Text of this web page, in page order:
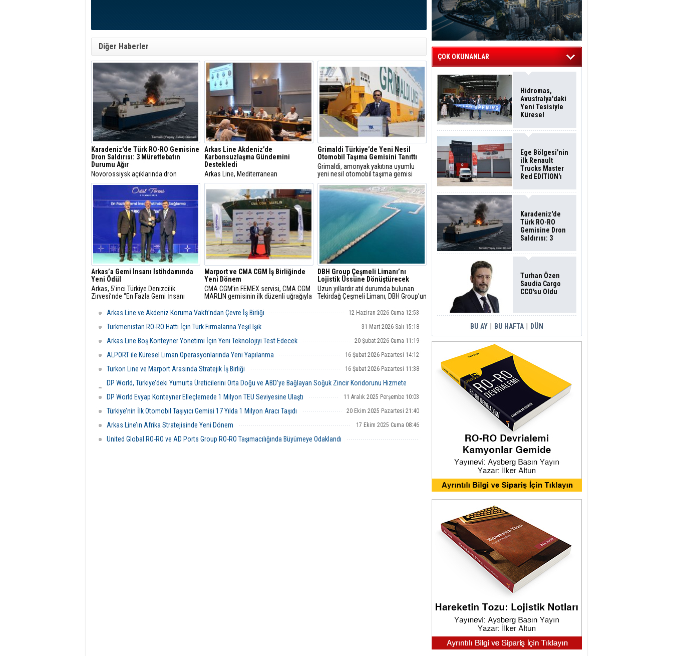
Diğer Haberler
Karadeniz'de Türk RO-RO Gemisine
Dron Saldırısı: 3 Mürettebatın
Durumu Ağır
Novorossiysk açıklarında dron
saldırısına uğrayan Türk RO-RO
gemisinde yangın çıktı. Gemide
bulunan 22 mürettebat tahliye
edilirken, ilk belirlemelere göre 3
personelin sağlık durumunun ağır
olduğu bildirildi.
Arkas Line Akdeniz’de
Karbonsuzlaşma Gündemini
Destekledi
Arkas Line, Mediterranean
Decarbonisation Meetings’te
Akdeniz’de düşük karbonlu deniz
taşımacılığı için alternatif yakıtlar,
düzenleyici altyapı ve sektörler arası iş
birliğinin önemini vurguladı.
Grimaldi Türkiye’de Yeni Nesil
Otomobil Taşıma Gemisini Tanıttı
Grimaldi, amonyak yakıtına uyumlu
yeni nesil otomobil taşıma gemisi
Grande İstanbul’u Türkiye’de tanıtarak
sürdürülebilir deniz taşımacılığı
yatırımlarını öne çıkardı.
Arkas’a Gemi İnsanı İstihdamında
Yeni Ödül
Arkas, 5’inci Türkiye Denizcilik
Zirvesi’nde “En Fazla Gemi İnsanı
oldu.
Marport ve CMA CGM İş Birliğinde
Yeni Dönem
CMA CGM’in FEMEX servisi, CMA CGM
MARLIN gemisinin ilk düzenli uğrağıyla
Kuzey Avrupa-Türkiye hattındaki
bağlantıları güçlendirdi.
DBH Group Çeşmeli Limanı’nı
Lojistik Üssüne Dönüştürecek
Uzun yıllardır atıl durumda bulunan
Tekirdağ Çeşmeli Limanı, DBH Group’un
Türkiye’nin yeni nesil lojistik
hazırlanıyor.
Arkas Line ve Akdeniz Koruma Vakfı’ndan Çevre İş Birliği 12 Haziran 2026 Cuma 12:53
Türkmenistan RO-RO Hattı İçin Türk Firmalarına Yeşil Işık 31 Mart 2026 Salı 15:18
Arkas Line Boş Konteyner Yönetimi İçin Yeni Teknolojiyi Test Edecek 20 Şubat 2026 Cuma 11:19
ALPORT ile Küresel Liman Operasyonlarında Yeni Yapılanma 16 Şubat 2026 Pazartesi 14:12
Turkon Line ve Marport Arasında Stratejik İş Birliği 16 Şubat 2026 Pazartesi 11:38
DP World, Türkiye’deki Yumurta Üreticilerini Orta Doğu ve ABD’ye Bağlayan Soğuk Zincir Koridorunu Hizmete
Açtı
DP World Evyap Konteyner Elleçlemede 1 Milyon TEU Seviyesine Ulaştı 11 Aralık 2025 Perşembe 10:03
Türkiye’nin İlk Otomobil Taşıyıcı Gemisi 17 Yılda 1 Milyon Aracı Taşıdı 20 Ekim 2025 Pazartesi 21:40
Arkas Line’ın Afrika Stratejisinde Yeni Dönem 17 Ekim 2025 Cuma 08:46
United Global RO-RO ve AD Ports Group RO-RO Taşımacılığında Büyümeye Odaklandı
ÇOK OKUNANLAR
Hidromas,
Avustralya'daki
Yeni Tesisiyle
Küresel
Sürdürüyor
Ege Bölgesi'nin
ilk Renault
Trucks Master
Red EDITION'ı
Filosuna Katıldı
Karadeniz'de
Türk RO-RO
Gemisine Dron
Saldırısı: 3
Durumu Ağır
Turhan Özen
Saudia Cargo
CCO'su Oldu
BU AY BU HAFTA DÜN